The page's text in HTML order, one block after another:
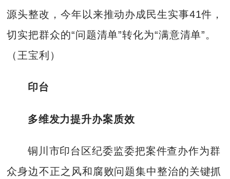
源头整改，今年以来推动办成民生实事41件，
切实把群众的“问题清单”转化为“满意清单”。
（王宝利）
印台
多维发力提升办案质效
铜川市印台区纪委监委把案件查办作为群
众身边不正之风和腐败问题集中整治的关键抓